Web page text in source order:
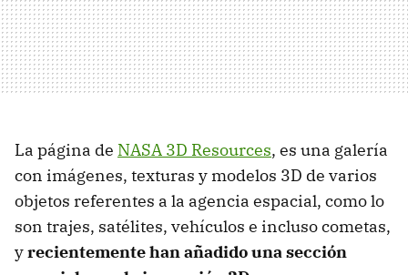
La página de NASA 3D Resources, es una galería
con imágenes, texturas y modelos 3D de varios
objetos referentes a la agencia espacial, como lo
son trajes, satélites, vehículos e incluso cometas,
yrecientemente han añadido una sección